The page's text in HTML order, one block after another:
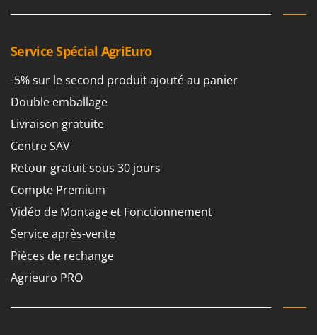
Service Spécial AgriEuro
-5% sur le second produit ajouté au panier
Double emballage
Livraison gratuite
Centre SAV
Retour gratuit sous 30 jours
Compte Premium
Vidéo de Montage et Fonctionnement
Service après-vente
Pièces de rechange
Agrieuro PRO